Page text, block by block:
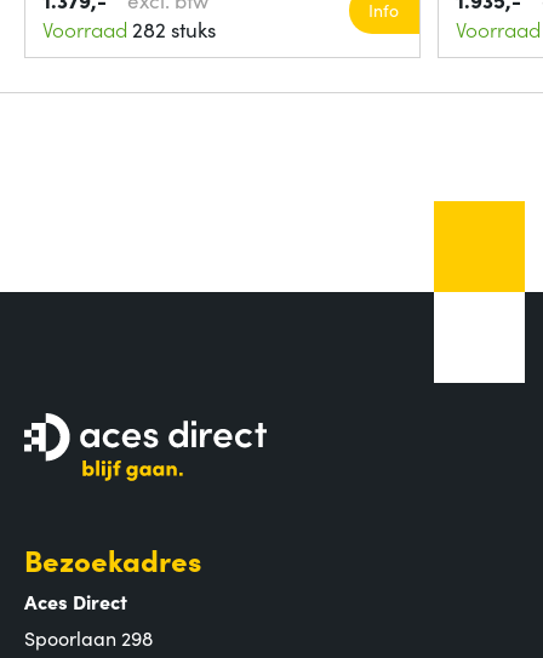
Voorraad 282 stuks
Info
Voorraad
Bezoekadres
Aces Direct
Spoorlaan 298